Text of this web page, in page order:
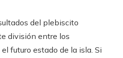
del plebiscito
división entre los
futuro estado de la isla. Si